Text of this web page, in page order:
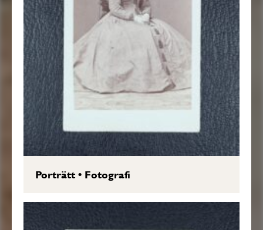
Porträtt• Fotografi